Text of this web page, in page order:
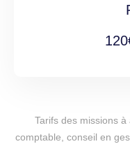
Tarifs des missions
comptable, conseil en